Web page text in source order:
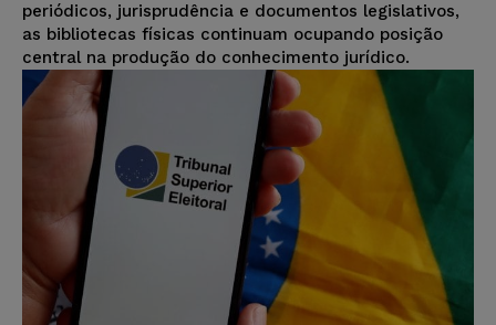
periódicos, jurisprudência e documentos legislativos,
as bibliotecas físicas continuam ocupando posição
central na produção do conhecimento jurídico.